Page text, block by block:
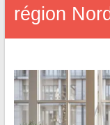
région